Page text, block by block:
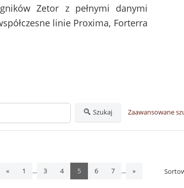
Zetor z pełnymi danymi
linie Proxima, Forterra
Szukaj Zaawansowane
« 1 ... 3 4 5 6 7 ... »